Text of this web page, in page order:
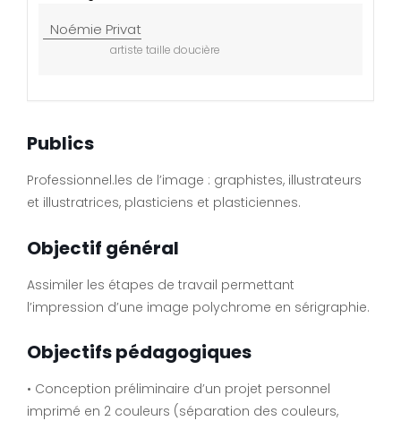
Noémie Privat
artiste taille doucière
Publics
Professionnel.les de l’image : graphistes, illustrateurs
et illustratrices, plasticiens et plasticiennes.
Objectif général
Assimiler les étapes de travail permettant
l’impression d’une image polychrome en sérigraphie.
Objectifs pédagogiques
• Conception préliminaire d’un projet personnel
imprimé en 2 couleurs (séparation des couleurs,